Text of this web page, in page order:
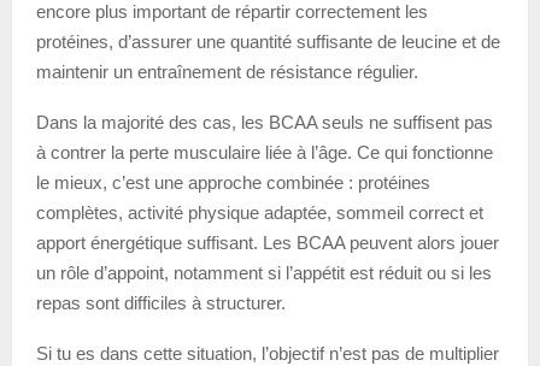
encore plus important de répartir correctement les
protéines, d’assurer une quantité suffisante de leucine et de
maintenir un entraînement de résistance régulier.
Dans la majorité des cas, les BCAA seuls ne suffisent pas
à contrer la perte musculaire liée à l’âge. Ce qui fonctionne
le mieux, c’est une approche combinée : protéines
complètes, activité physique adaptée, sommeil correct et
apport énergétique suffisant. Les BCAA peuvent alors jouer
un rôle d’appoint, notamment si l’appétit est réduit ou si les
repas sont difficiles à structurer.
Si tu es dans cette situation, l’objectif n’est pas de multiplier